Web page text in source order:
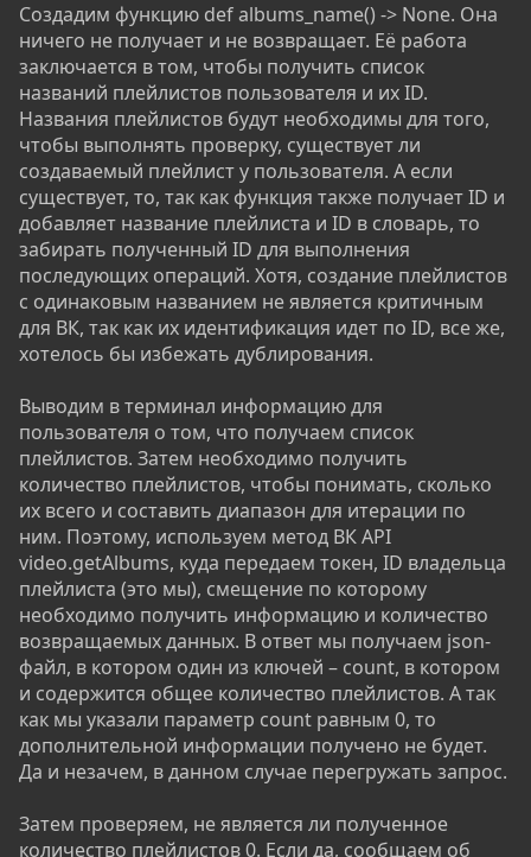
Создадим функцию def albums_name() -> None. Она
ничего не получает и не возвращает. Её работа
заключается в том, чтобы получить список
названий плейлистов пользователя и их ID.
Названия плейлистов будут необходимы для того,
чтобы выполнять проверку, существует ли
создаваемый плейлист у пользователя. А если
существует, то, так как функция также получает ID и
добавляет название плейлиста и ID в словарь, то
забирать полученный ID для выполнения
последующих операций. Хотя, создание плейлистов
с одинаковым названием не является критичным
для ВК, так как их идентификация идет по ID, все же,
хотелось бы избежать дублирования.
Выводим в терминал информацию для
пользователя о том, что получаем список
плейлистов. Затем необходимо получить
количество плейлистов, чтобы понимать, сколько
их всего и составить диапазон для итерации по
ним. Поэтому, используем метод ВК API
video.getAlbums, куда передаем токен, ID владельца
плейлиста (это мы), смещение по которому
необходимо получить информацию и количество
возвращаемых данных. В ответ мы получаем json-
файл, в котором один из ключей – count, в котором
и содержится общее количество плейлистов. А так
как мы указали параметр count равным 0, то
дополнительной информации получено не будет.
Да и незачем, в данном случае перегружать запрос.
Затем проверяем, не является ли полученное
количество плейлистов 0. Если да, сообщаем об